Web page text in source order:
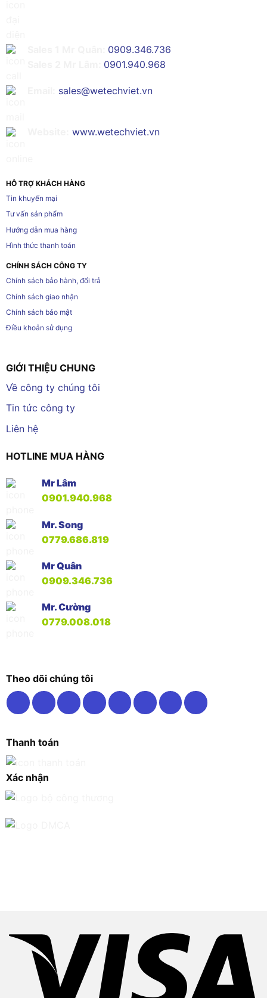
0909.346.736
0901.940.968
sales@wetechviet.vn
www.wetechviet.vn
HỖ TRỢ KHÁCH HÀNG
Tin khuyến mại
Tư vấn sản phẩm
Hướng dẫn mua hàng
Hình thức thanh toán
CHÍNH SÁCH CÔNG TY
Chính sách bảo hành, đổi trả
Chính sách giao nhận
Chính sách bảo mật
Điều khoản sử dụng
GIỚI THIỆU CHUNG
Về công ty chúng tôi
Tin tức công ty
Liên hệ
HOTLINE MUA HÀNG
Mr Lâm
0901.940.968
Mr. Song
0779.686.819
Mr Quân
0909.346.736
Mr. Cường
0779.008.018
Theo dõi chúng tôi
Thanh toán
Xác nhận